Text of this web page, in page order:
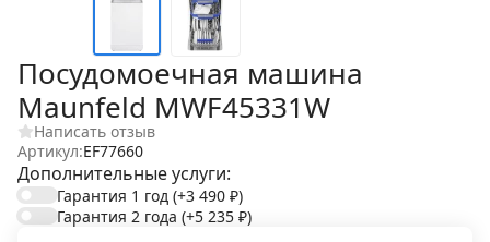
Посудомоечная машина
Maunfeld MWF45331W
Написать отзыв
Артикул:EF77660
Дополнительные услуги:
Гарантия 1 год (+3 490 ₽)
Гарантия 2 года (+5 235 ₽)